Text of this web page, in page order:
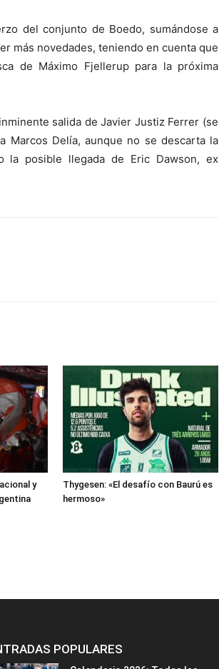
del conjunto de Boedo, sumándose a
más novedades, teniendo en cuenta que
de Máximo Fjellerup para la próxima
salida de Javier Justiz Ferrer (se
Marcos Delía, aunque no se descarta la
la posible llegada de Eric Dawson, ex
y
Thygesen: «El desafío con Baurú es
hermoso»
POPULARES